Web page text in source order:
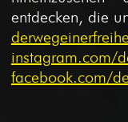
entdecken, die
instagram.com/
facebook.com/